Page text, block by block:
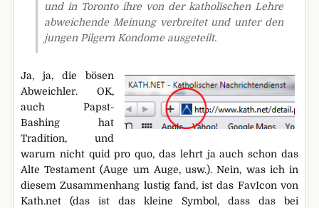
und in Toronto ihre von der katholischen Lehre
abweichende Meinung verbreitet und unter den
jungen Pilgern Kondome ausgeteilt.
Ja, ja, die bösen
Abweichler. OK,
auch Papst-
Bashing hat
Tradition, und
warum nicht quid pro quo, das lehrt ja auch schon das
Alte Testament (Auge um Auge, usw.). Nein, was ich in
diesem Zusammenhang lustig fand, ist das FavIcon von
Kath.net (das ist das kleine Symbol, dass das bei